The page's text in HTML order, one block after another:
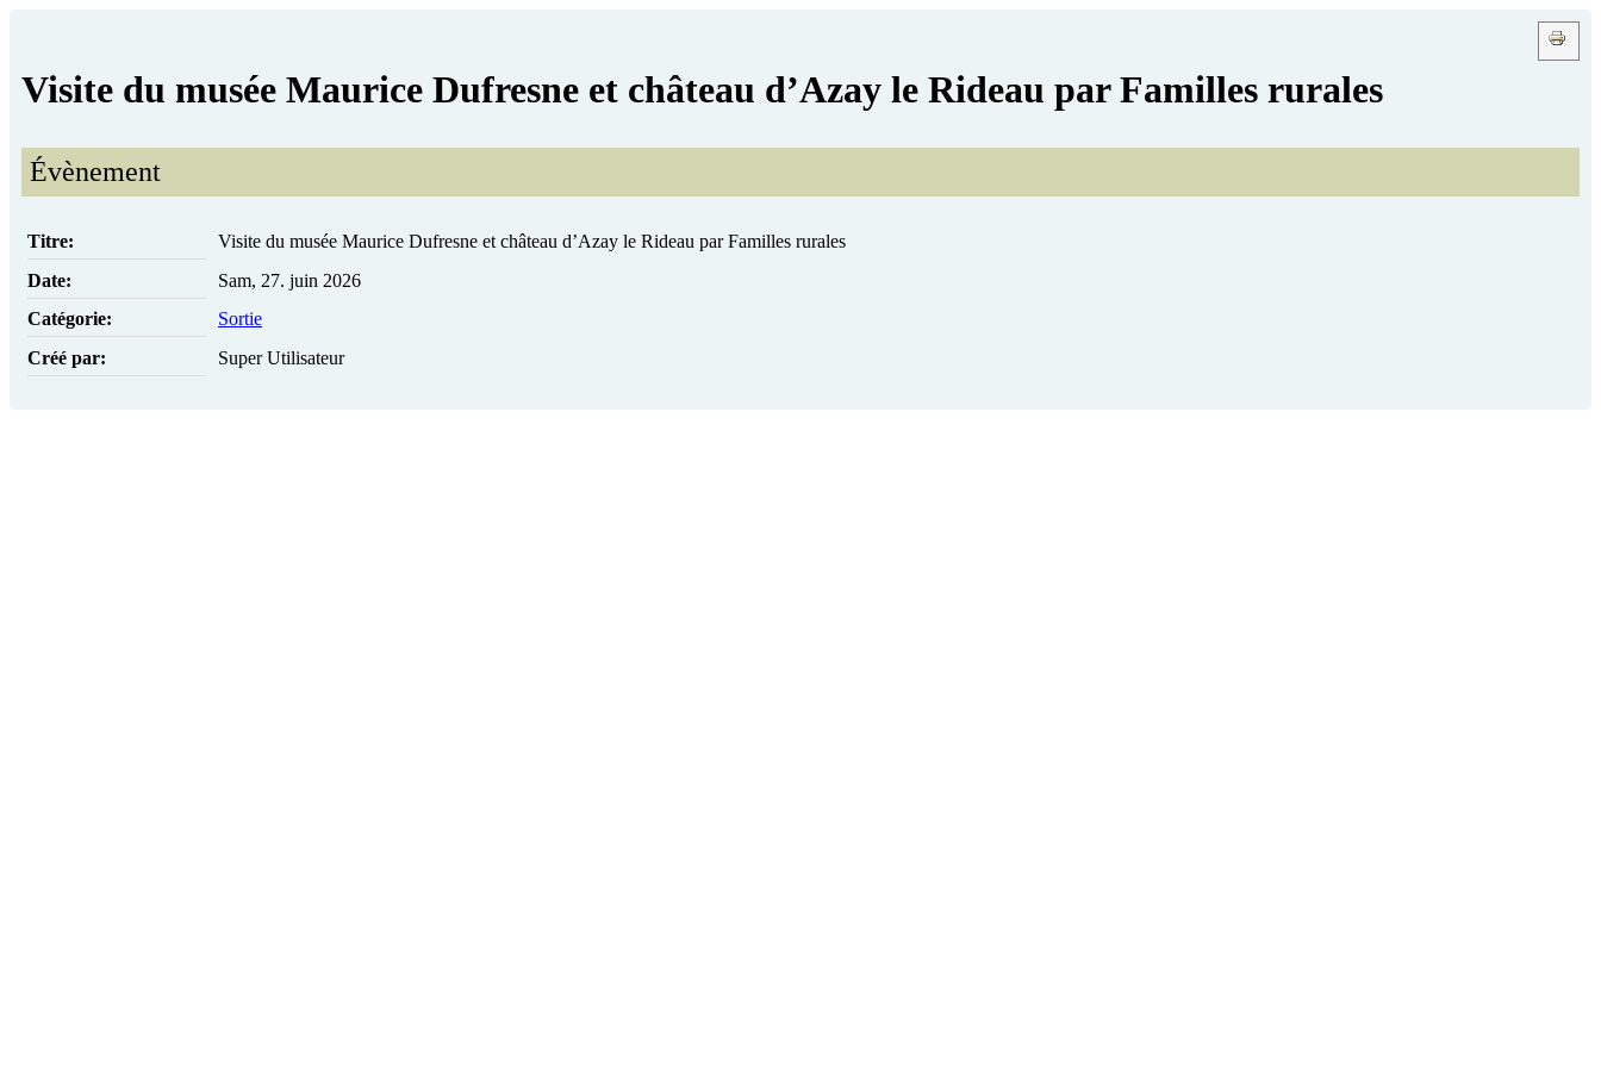
Visite du musée Maurice Dufresne et château d’Azay le Rideau par Familles rurales
Évènement
Titre:
Visite du musée Maurice Dufresne et château d’Azay le Rideau par Familles rurales
Date:
Sam, 27. juin 2026
Catégorie:
Sortie
Créé par:
Super Utilisateur